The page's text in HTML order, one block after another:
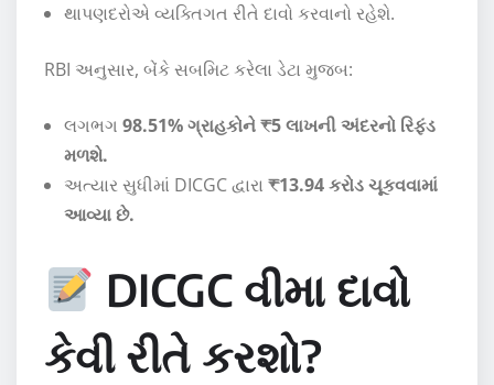
થાપણદરોએ વ્યક્તિગત રીતે દાવો કરવાનો રહેશે.
RBI અનુસાર, બેંકે સબમિટ કરેલા ડેટા મુજબ:
લગભગ 98.51% ગ્રાહકોને ₹5 લાખની અંદરનો રિફંડ
મળશે.
અત્યાર સુધીમાં DICGC દ્વારા ₹13.94 કરોડ ચૂકવવામાં
આવ્યા છે.
DICGC વીમા દાવો
કેવી રીતે કરશો?